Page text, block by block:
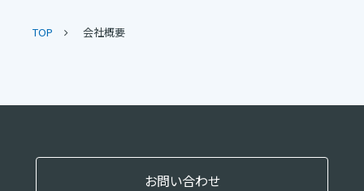
TOP 会社概要
お問い合わせ